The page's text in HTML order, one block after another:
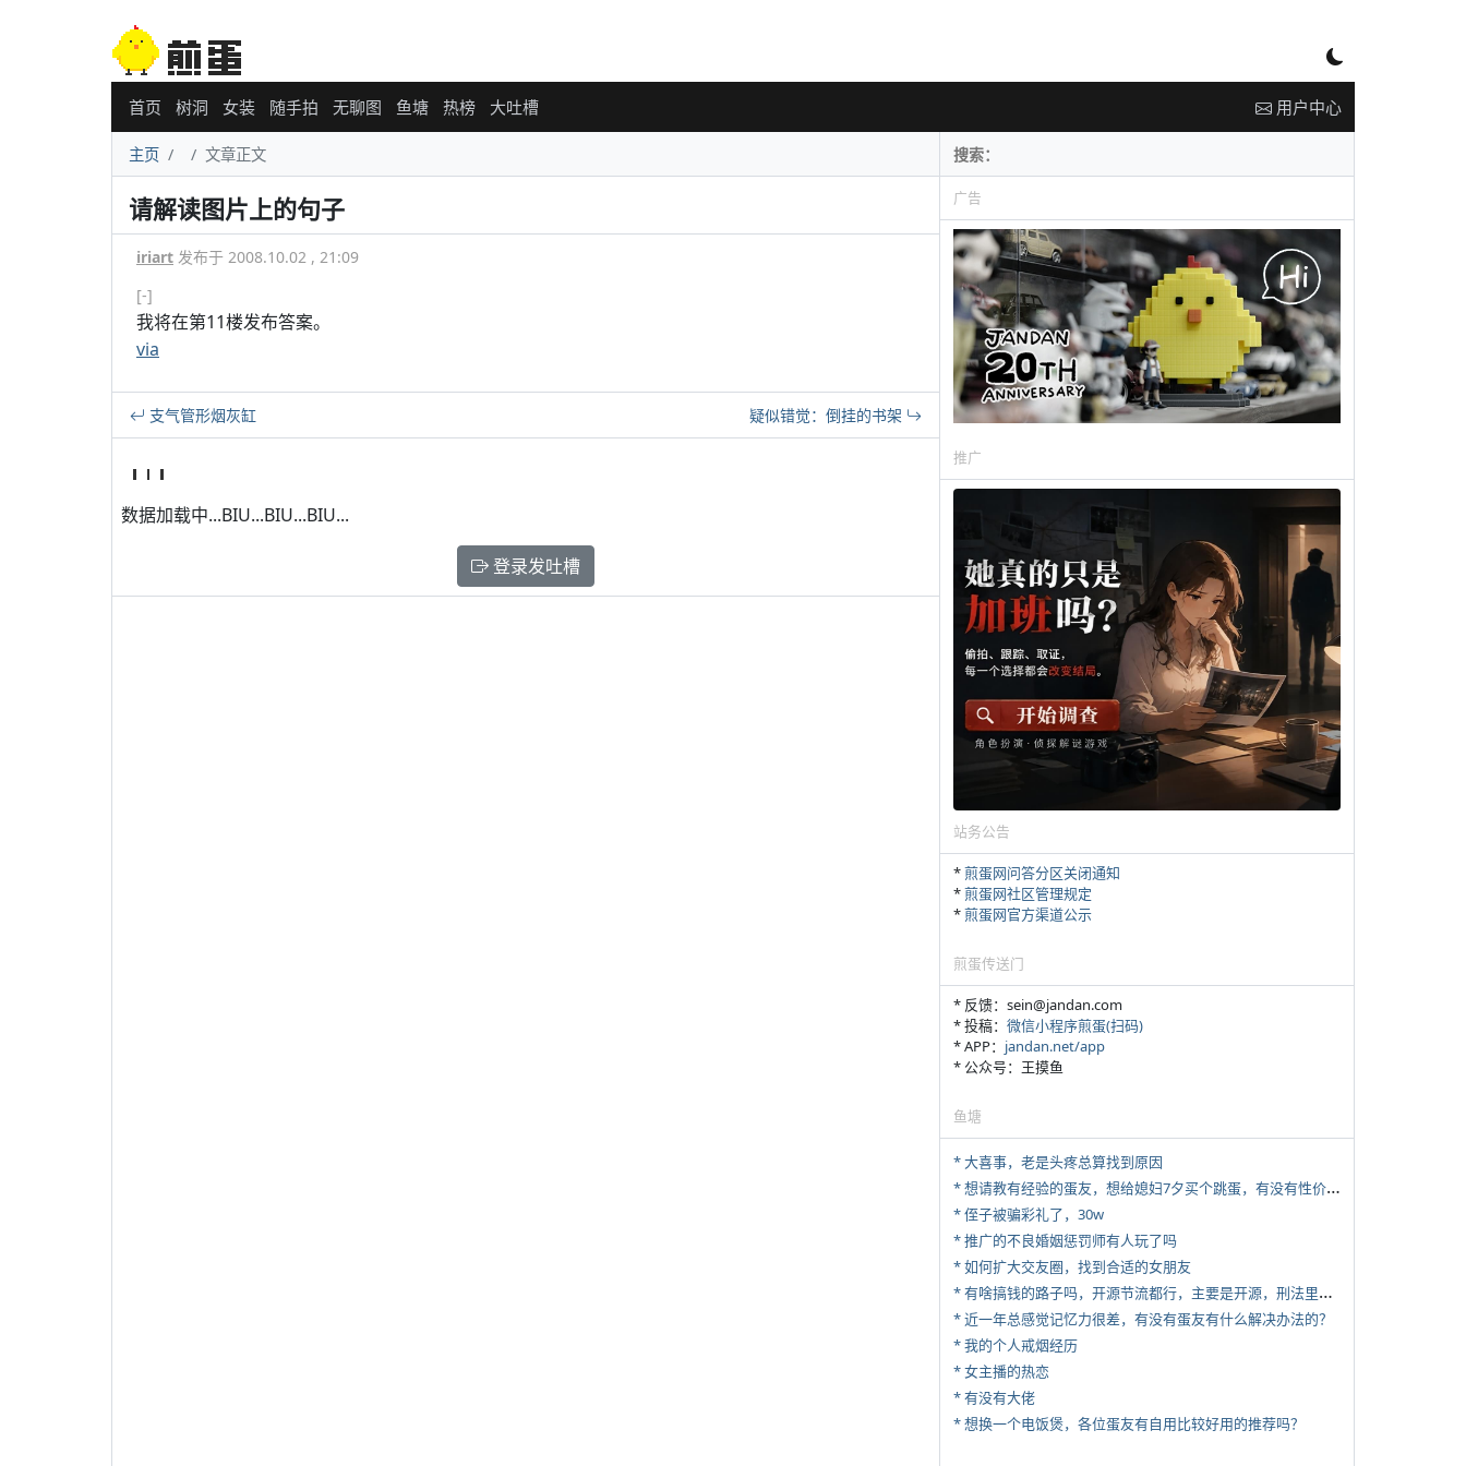
首页 树洞 女装 随手拍 无聊图 鱼塘 热榜 大吐槽 用户中心
主页 文章正文
请解读图片上的句子
iriart 发布于 2008.10.02 , 21:09
[-]
我将在第11楼发布答案。
via
支气管形烟灰缸 疑似错觉：倒挂的书架
数据加载中...BIU...BIU...BIU...
登录发吐槽
广告
推广
站务公告
*煎蛋网问答分区关闭通知
*煎蛋网社区管理规定
*煎蛋网官方渠道公示
煎蛋传送门
* 反馈：sein@jandan.com
* 投稿： 微信小程序煎蛋(扫码)
* APP： jandan.net/app
* 公众号：王摸鱼
鱼塘
* 大喜事，老是头疼总算找到原因
*
想请教有经验的蛋友，想给媳妇7夕买个跳蛋，有没有性价比高的推荐
* 侄子被骗彩礼了，30w
* 推广的不良婚姻惩罚师有人玩了吗
* 如何扩大交友圈，找到合适的女朋友
*
有啥搞钱的路子吗，开源节流都行，主要是开源，刑法里的咱不做
* 近一年总感觉记忆力很差，有没有蛋友有什么解决办法的？
* 我的个人戒烟经历
* 女主播的热恋
* 有没有大佬
* 想换一个电饭煲，各位蛋友有自用比较好用的推荐吗？